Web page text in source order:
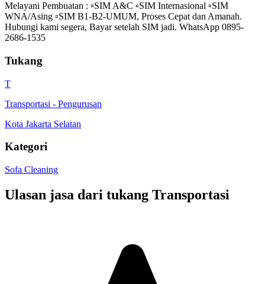
Melayani Pembuatan : ▫️SIM A&C ▫️SIM Internasional ▫️SIM
WNA/Asing ▫️SIM B1-B2-UMUM, Proses Cepat dan Amanah.
Hubungi kami segera, Bayar setelah SIM jadi. WhatsApp 0895-
2686-1535
Tukang
T
Transportasi - Pengurusan
Kota Jakarta Selatan
Kategori
Sofa Cleaning
Ulasan jasa dari tukang Transportasi